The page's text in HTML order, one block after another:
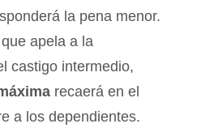
la pena menor.
apela a la
castigo intermedio,
recaerá en el
a los dependientes.